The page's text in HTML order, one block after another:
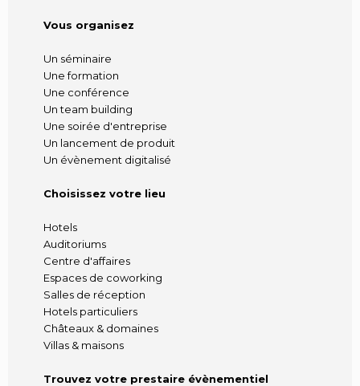
Vous organisez
Un séminaire
Une formation
Une conférence
Un team building
Une soirée d'entreprise
Un lancement de produit
Un évènement digitalisé
Choisissez votre lieu
Hotels
Auditoriums
Centre d'affaires
Espaces de coworking
Salles de réception
Hotels particuliers
Châteaux & domaines
Villas & maisons
Trouvez votre prestaire évènementiel